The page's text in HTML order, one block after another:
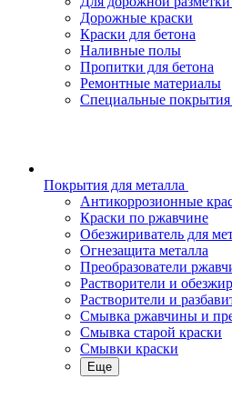
Дорожные краски
Краски для бетона
Наливные полы
Пропитки для бетона
Ремонтные материалы
Специальные покрытия
Покрытия для металла
Антикоррозионные
Краски по ржавчине
Обезжириватель для
Огнезащита металла
Преобразователи
Растворители и
Растворители и
Смывка ржавчины и
Смывка старой краски
Смывки краски
Еще